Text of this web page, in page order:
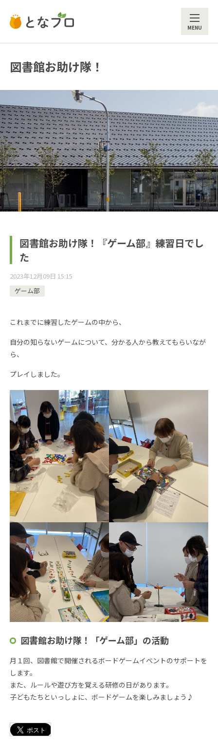
図書館お助け隊！
図書館お助け隊！『ゲーム部』練習日でし
た
2023年12月09日 15:15
ゲーム部
これまでに練習したゲームの中から、
自分の知らないゲームについて、分かる人から教えてもらいなが
ら、
プレイしました。
図書館お助け隊！「ゲーム部」の活動
月１回、図書館で開催されるボードゲームイベントのサポートを
します。
また、ルールや遊び方を覚える研修の日があります。
子どもたちといっしょに、ボードゲームを楽しみましょう♪